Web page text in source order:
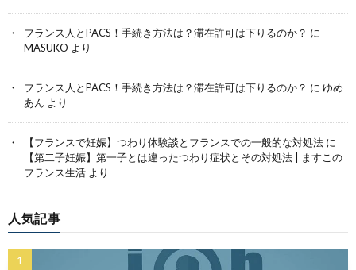
フランス人とPACS！手続き方法は？滞在許可は下りるのか？ に
MASUKO より
フランス人とPACS！手続き方法は？滞在許可は下りるのか？ に ゆめ
あん より
【フランスで妊娠】つわり体験談とフランスでの一般的な対処法 に
【第二子妊娠】第一子とは違ったつわり症状とその対処法 | ますこの
フランス生活 より
人気記事